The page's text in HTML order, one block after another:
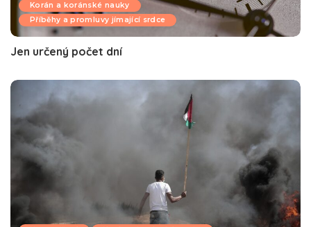
Korán a koránské nauky
Příběhy a promluvy jímající srdce
Jen určený počet dní